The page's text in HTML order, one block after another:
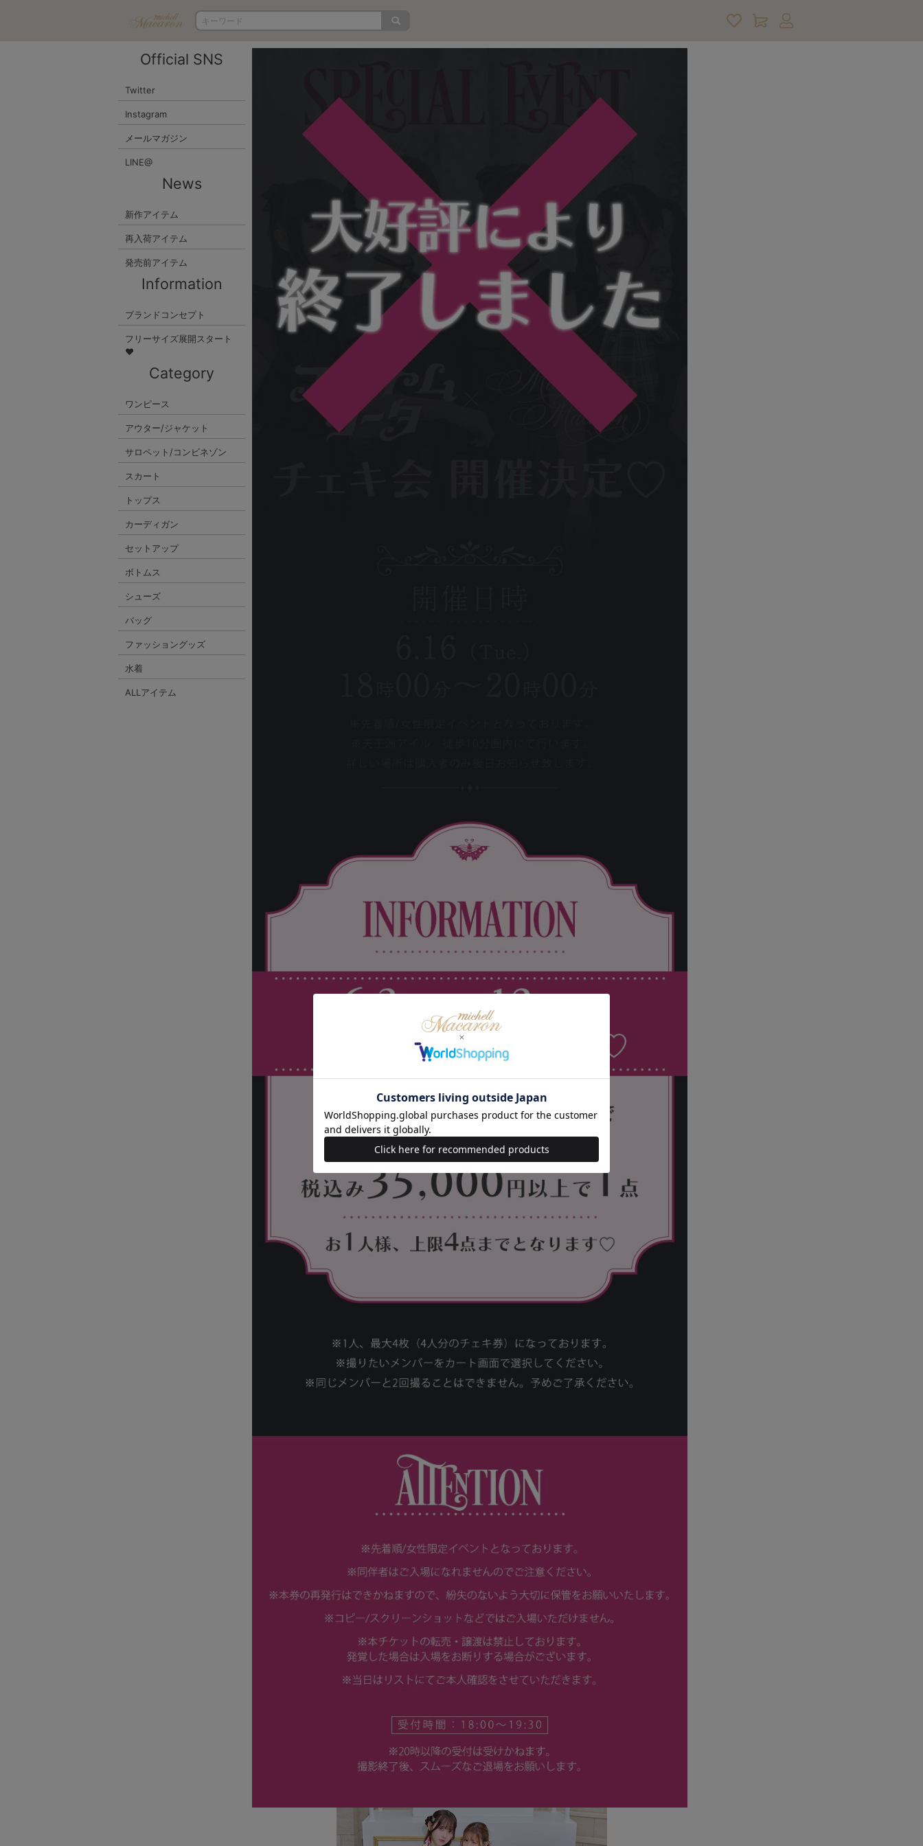
Official SNS
Twitter
Instagram
メールマガジン
LINE@
News
新作アイテム
再入荷アイテム
発売前アイテム
Information
ブランドコンセプト
フリーサイズ展開スタート
♥
Category
ワンピース
アウター/ジャケット
サロペット/コンビネゾン
スカート
トップス
カーディガン
セットアップ
ボトムス
シューズ
バッグ
ファッショングッズ
水着
ALLアイテム